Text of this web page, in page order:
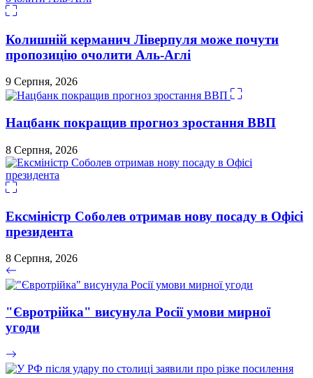
Колишній керманич Ліверпуля може почути
пропозицію очолити Аль-Аглі
9 Серпня, 2026
Нацбанк покращив прогноз зростання ВВП
8 Серпня, 2026
Ексміністр Соболев отримав нову посаду в Офісі
президента
8 Серпня, 2026
"Євротрійка" висунула Росії умови мирної
угоди